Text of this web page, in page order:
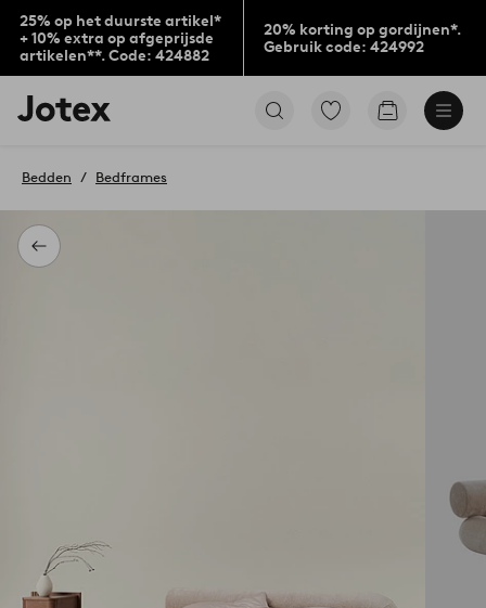
25% op het duurste artikel*
+ 10% extra op afgeprijsde
artikelen**. Code: 424882
20% korting op gordijnen*.
Gebruik code: 424992
Jotex
logo
to
home
page
Ga
Go
Terug
Bedden Bedframes